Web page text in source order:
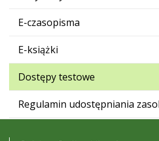
E-czasopisma
E-książki
Dostępy testowe
Regulamin udostępniania